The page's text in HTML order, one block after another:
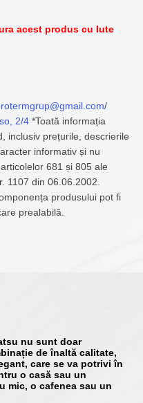
acest produs cu Iute
/
2/4 *Toată informația
inclusiv prețurile, descrierile
informativ și nu
681 și 805 ale
1107 din 06.06.2002.
produsului pot fi
prealabilă.
nu sunt doar
de înaltă calitate,
care se va potrivi în
o casă sau un
mic, o cafenea sau un